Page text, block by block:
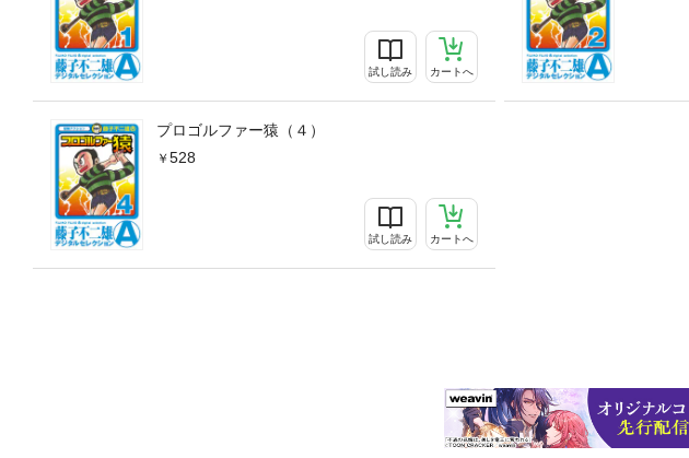
試し読み カートへ
プロゴルファー猿（４）
528
試し読み カートへ